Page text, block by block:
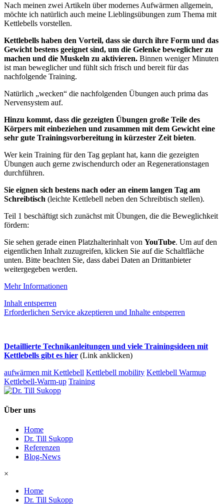
Nach meinen zwei Artikeln über modernes Aufwärmen allgemein,
möchte ich natürlich auch meine Lieblingsübungen zum Thema mit
Kettlebells vorstellen.
Kettlebells haben den Vorteil, dass sie durch ihre Form und das
Gewicht bestens geeignet sind, um die Gelenke beweglicher zu
machen und die Muskeln zu aktivieren. Binnen weniger Minuten
ist man beweglicher und fühlt sich frisch und bereit für das
nachfolgende Training.
Natürlich „wecken“ die nachfolgenden Übungen auch prima das
Nervensystem auf.
Hinzu kommt, dass die gezeigten Übungen große Teile des
Körpers mit einbeziehen und zusammen mit dem Gewicht eine
sehr gute Trainingsvorbereitung in kürzester Zeit bieten.
Wer kein Training für den Tag geplant hat, kann die gezeigten
Übungen auch gerne zwischendurch oder an Regenerationstagen
durchführen.
Sie eignen sich bestens nach oder an einem langen Tag am
Schreibtisch (leichte Kettlebell neben den Schreibtisch stellen).
Teil 1 beschäftigt sich zunächst mit Übungen, die die Beweglichkeit
fördern:
Sie sehen gerade einen Platzhalterinhalt von YouTube. Um auf den
eigentlichen Inhalt zuzugreifen, klicken Sie auf die Schaltfläche
unten. Bitte beachten Sie, dass dabei Daten an Drittanbieter
weitergegeben werden.
Mehr Informationen
Inhalt entsperren
Erforderlichen Service akzeptieren und Inhalte entsperren
Detaillierte Technikanleitungen und viele Trainingsideen mit
Kettlebells gibt es hier (Link anklicken)
aufwärmen mit Kettlebell Kettlebell mobility Kettlebell Warmup
Kettlebell-Warm-up Training
Über uns
Home
Dr. Till Sukopp
Referenzen
Blog-News
×
Home
Dr. Till Sukopp